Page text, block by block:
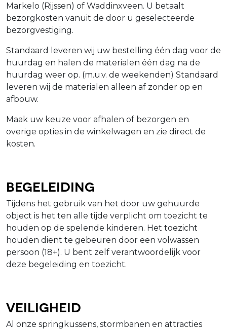
Markelo (Rijssen) of Waddinxveen. U betaalt
bezorgkosten vanuit de door u geselecteerde
bezorgvestiging.
Standaard leveren wij uw bestelling één dag voor de
huurdag en halen de materialen één dag na de
huurdag weer op. (m.u.v. de weekenden) Standaard
leveren wij de materialen alleen af zonder op en
afbouw.
Maak uw keuze voor afhalen of bezorgen en
overige opties in de winkelwagen en zie direct de
kosten.
Begeleiding
Tijdens het gebruik van het door uw gehuurde
object is het ten alle tijde verplicht om toezicht te
houden op de spelende kinderen. Het toezicht
houden dient te gebeuren door een volwassen
persoon (18+). U bent zelf verantwoordelijk voor
deze begeleiding en toezicht.
Veiligheid
Al onze springkussens, stormbanen en attracties